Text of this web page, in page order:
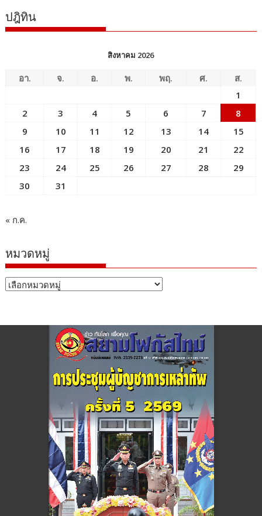
ปฎิทิน
สิงหาคม 2026
อา. จ. อ. พ. พฤ. ศ.
ส.
1
2
3 4 5 6 7
8
9
10 11 12 13 14
15
16
17 18 19 20 21
22
23
24 25 26 27 28
29
30
31
« ก.ค.
หมวดหมู่
หมวด